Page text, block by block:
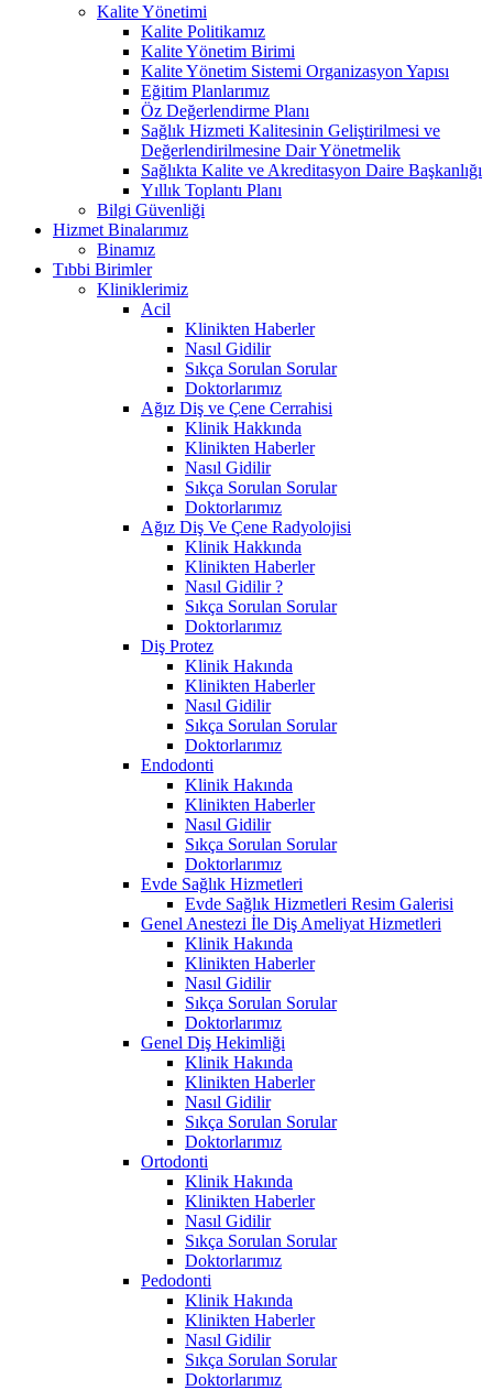
Kalite Yönetimi
Kalite Politikamız
Kalite Yönetim Birimi
Kalite Yönetim Sistemi Organizasyon Yapısı
Eğitim Planlarımız
Öz Değerlendirme Planı
Sağlık Hizmeti Kalitesinin Geliştirilmesi ve
Değerlendirilmesine Dair Yönetmelik
Sağlıkta Kalite ve Akreditasyon Daire Başkanlığı
Yıllık Toplantı Planı
Bilgi Güvenliği
Hizmet Binalarımız
Binamız
Tıbbi Birimler
Kliniklerimiz
Acil
Klinikten Haberler
Nasıl Gidilir
Sıkça Sorulan Sorular
Doktorlarımız
Ağız Diş ve Çene Cerrahisi
Klinik Hakkında
Klinikten Haberler
Nasıl Gidilir
Sıkça Sorulan Sorular
Doktorlarımız
Ağız Diş Ve Çene Radyolojisi
Klinik Hakkında
Klinikten Haberler
Nasıl Gidilir ?
Sıkça Sorulan Sorular
Doktorlarımız
Diş Protez
Klinik Hakında
Klinikten Haberler
Nasıl Gidilir
Sıkça Sorulan Sorular
Doktorlarımız
Endodonti
Klinik Hakında
Klinikten Haberler
Nasıl Gidilir
Sıkça Sorulan Sorular
Doktorlarımız
Evde Sağlık Hizmetleri
Evde Sağlık Hizmetleri Resim Galerisi
Genel Anestezi İle Diş Ameliyat Hizmetleri
Klinik Hakında
Klinikten Haberler
Nasıl Gidilir
Sıkça Sorulan Sorular
Doktorlarımız
Genel Diş Hekimliği
Klinik Hakında
Klinikten Haberler
Nasıl Gidilir
Sıkça Sorulan Sorular
Doktorlarımız
Ortodonti
Klinik Hakında
Klinikten Haberler
Nasıl Gidilir
Sıkça Sorulan Sorular
Doktorlarımız
Pedodonti
Klinik Hakında
Klinikten Haberler
Nasıl Gidilir
Sıkça Sorulan Sorular
Doktorlarımız